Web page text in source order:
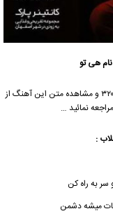
نام هی تو
با کیفیت ۱۲۸ و ۳۲۰ و مشاهده متن این آهنگ از
نمائید …
:
به راه کن
میشه دشمن